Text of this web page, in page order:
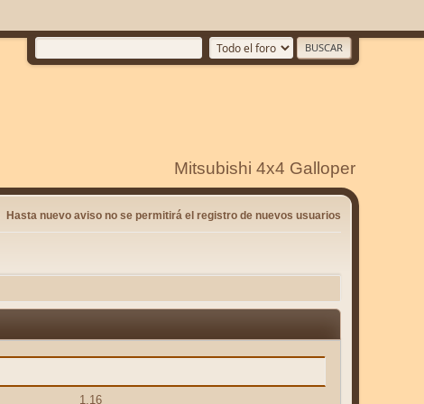
Mitsubishi 4x4 Galloper
Hasta nuevo aviso no se permitirá el registro de nuevos usuarios
1.16